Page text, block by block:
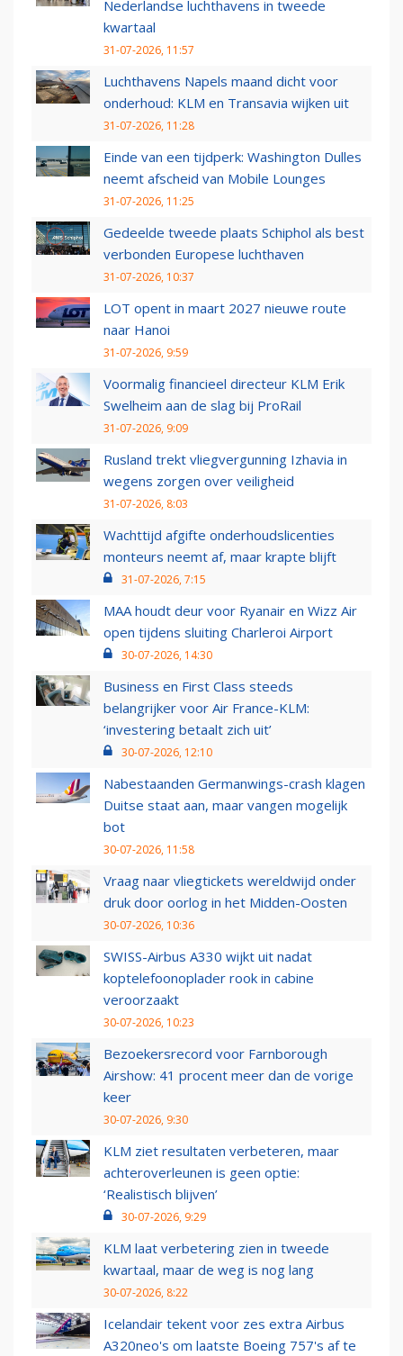
Nederlandse luchthavens in tweede
kwartaal
31-07-2026, 11:57
Luchthavens Napels maand dicht voor
onderhoud: KLM en Transavia wijken uit
31-07-2026, 11:28
Einde van een tijdperk: Washington Dulles
neemt afscheid van Mobile Lounges
31-07-2026, 11:25
Gedeelde tweede plaats Schiphol als best
verbonden Europese luchthaven
31-07-2026, 10:37
LOT opent in maart 2027 nieuwe route
naar Hanoi
31-07-2026, 9:59
Voormalig financieel directeur KLM Erik
Swelheim aan de slag bij ProRail
31-07-2026, 9:09
Rusland trekt vliegvergunning Izhavia in
wegens zorgen over veiligheid
31-07-2026, 8:03
Wachttijd afgifte onderhoudslicenties
monteurs neemt af, maar krapte blijft
31-07-2026, 7:15
MAA houdt deur voor Ryanair en Wizz Air
open tijdens sluiting Charleroi Airport
30-07-2026, 14:30
Business en First Class steeds
belangrijker voor Air France-KLM:
‘investering betaalt zich uit’
30-07-2026, 12:10
Nabestaanden Germanwings-crash klagen
Duitse staat aan, maar vangen mogelijk
bot
30-07-2026, 11:58
Vraag naar vliegtickets wereldwijd onder
druk door oorlog in het Midden-Oosten
30-07-2026, 10:36
SWISS-Airbus A330 wijkt uit nadat
koptelefoonoplader rook in cabine
veroorzaakt
30-07-2026, 10:23
Bezoekersrecord voor Farnborough
Airshow: 41 procent meer dan de vorige
keer
30-07-2026, 9:30
KLM ziet resultaten verbeteren, maar
achteroverleunen is geen optie:
‘Realistisch blijven’
30-07-2026, 9:29
KLM laat verbetering zien in tweede
kwartaal, maar de weg is nog lang
30-07-2026, 8:22
Icelandair tekent voor zes extra Airbus
A320neo's om laatste Boeing 757's af te